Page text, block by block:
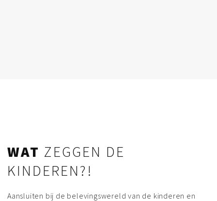
WAT ZEGGEN DE
KINDEREN?!
Aansluiten bij de belevingswereld van de kinderen en